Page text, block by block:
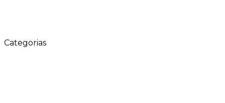
Categorias